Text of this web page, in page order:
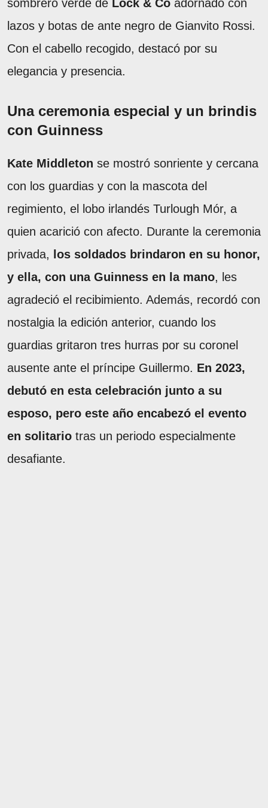
sombrero verde de Lock & Co adornado con
lazos y botas de ante negro de Gianvito Rossi.
Con el cabello recogido, destacó por su
elegancia y presencia.
Una ceremonia especial y un brindis
con Guinness
Kate Middleton se mostró sonriente y cercana
con los guardias y con la mascota del
regimiento, el lobo irlandés Turlough Mór, a
quien acarició con afecto. Durante la ceremonia
privada,
los soldados brindaron en su honor,
y ella, con una Guinness en la mano, les
agradeció el recibimiento. Además, recordó con
nostalgia la edición anterior, cuando los
guardias gritaron tres hurras por su coronel
ausente ante el príncipe Guillermo. En 2023,
debutó en esta celebración junto a su
esposo, pero este año encabezó el evento
en solitario tras un periodo especialmente
desafiante.